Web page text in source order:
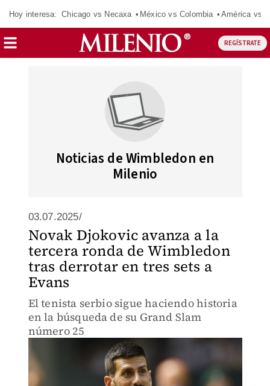
Hoy interesa: Chicago vs Necaxa México vs Colombia América vs
REGÍSTRATE
Noticias de Wimbledon en
Milenio
03.07.2025/
Novak Djokovic avanza a la
tercera ronda de Wimbledon
tras derrotar en tres sets a
Evans
El tenista serbio sigue haciendo historia
en la búsqueda de su Grand Slam
número 25